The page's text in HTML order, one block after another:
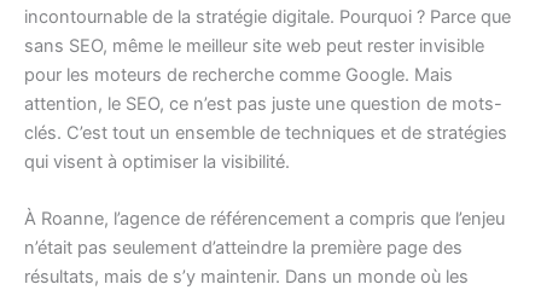
incontournable de la stratégie digitale. Pourquoi ? Parce que
sans SEO, même le meilleur site web peut rester invisible
pour les moteurs de recherche comme Google. Mais
attention, le SEO, ce n’est pas juste une question de mots-
clés. C’est tout un ensemble de techniques et de stratégies
qui visent à optimiser la visibilité.
À Roanne, l’agence de référencement a compris que l’enjeu
n’était pas seulement d’atteindre la première page des
résultats, mais de s’y maintenir. Dans un monde où les